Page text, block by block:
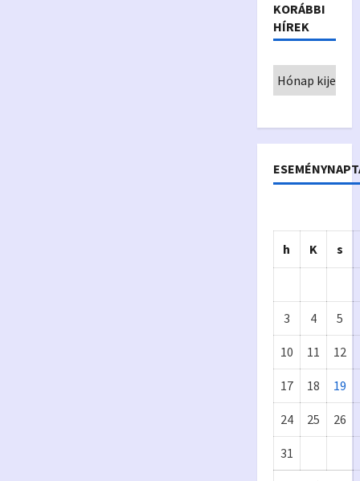
KORÁBBI
HÍREK
h K s
3 4 5
10 11 12
17 18 19
24 25 26
31
Önkormányzat